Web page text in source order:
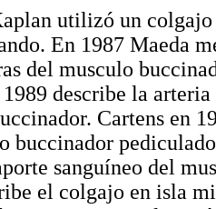
utilizó un
En 1987 Maeda
del musculo
describe la
Cartens en
buccinador
sanguíneo del
el colgajo en isla